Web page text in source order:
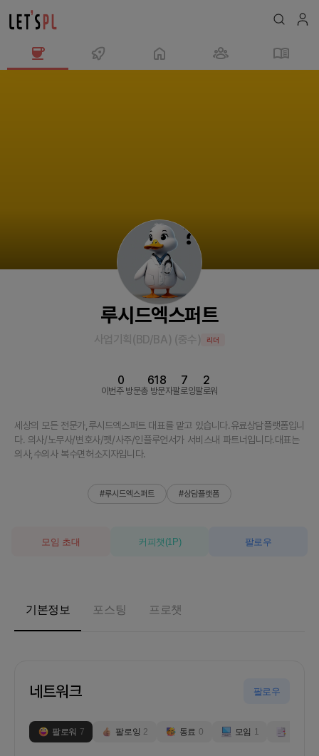
루시드엑스퍼트
사업기획(BD/BA) (중수) 리더
이번주 방문
0
총 방문자
618
팔로잉
7
팔로워
2
세상의 모든 전문가,루시드엑스퍼트 대표를 맡고 있습니다.유료상담플랫폼입니
다. 의사/노무사/변호사/펫/사주/인플루언서가 서비스내 파트너입니다.대표는
의사,수의사 복수면허소지자입니다.
#루시드엑스퍼트 #상담플랫폼
모임 초대 커피챗 (1 P) 팔로우
기본정보 포스팅 프로챗
네트워크 팔로우
팔로워 7 팔로잉 2 동료 0 모임 1